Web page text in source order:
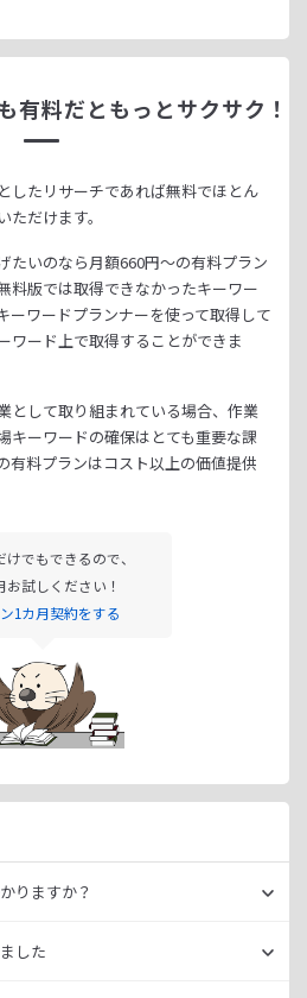
有料だともっとサクサク！
したリサーチであれば無料でほとん
だけます。
たいのなら月額660円～の有料プラン
料版では取得できなかったキーワー
ーワードプランナーを使って取得して
ワード上で取得することができま
して取り組まれている場合、 作業
キーワードの確保はとても重要な課
有料プランはコスト以上の価値提供
でもできるので、
お試しください！
1カ月契約をする
りますか？
ことはございませんので、安心し
した